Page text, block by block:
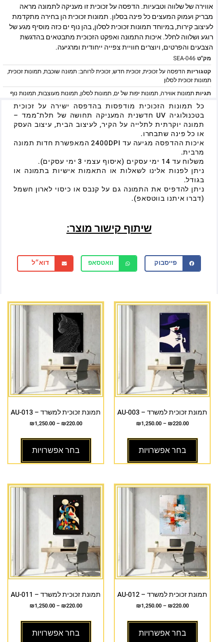
אווירה של שלווה וטבעיות. הדפסה על זכוכית זו מעניקה לתמונה מראה
מבריק ועמוק המעצים כל פינה בסלון. תמונות זכוכית הן בחירה מתקדמת
לעיצוב קירות, במיוחד תמונות זכוכית לסלון, בהן נוף ים כזה מוסיף מגע של
רוגע ושלווה לחלל. איכות התמונה ואפקט הזכוכית מתבטאים בהדגשת
הצבעים והפרטים, ויוצרים חוויית צפייה ייחודית ומרגיעה.
מק"טSEA-046
קטגוריות הדפסה על זכוכית,זכוכית חדש,זכוכית לרוחב: תמונה שוכבת,תמונות זכוכית,
תמונות זכוכית לסלון
תגיותתמונות אווירה,תמונות יפות של ים,תמונות לסלון,תמונות מעוצבות,תמונות נוף
כל תמונות הזכוכית מודפסות בהדפסה ישירה על זכוכית
בטכנולוגיה UV חדשנית המעניקה תחושה של תלת־ממד –
תמונה יוקרתית לתלייה על הקיר, לעיצוב הבית, עיצוב העסק
או כל פינה שתבחרו.
איכות ההדפסה מגיעה עד 2400DPI המאפשרת חדות תמונה
מרבית.
משלוח עד 14 ימי עסקים (איסוף עצמי 3 ימי עסקים).
ניתן לפנות אלינו לשאלות או התאמות אישיות בתמונה או
בגודל.
ניתן להדפיס את התמונה גם על קנבס או כיסוי לארון חשמל
(דברו איתנו בווטסאפ).
שיתוף קישור מוצר:
פייסבוק וואטסאפ דוא״ל
תמונת זכוכית למשרד – AU-003
₪220.00
–
₪1,250.00
בחר אפשרויות
תמונת זכוכית למשרד – AU-013
₪220.00
–
₪1,250.00
בחר אפשרויות
תמונת זכוכית למשרד – AU-012
₪220.00
–
₪1,250.00
בחר אפשרויות
תמונת זכוכית למשרד – AU-011
₪220.00
–
₪1,250.00
בחר אפשרויות